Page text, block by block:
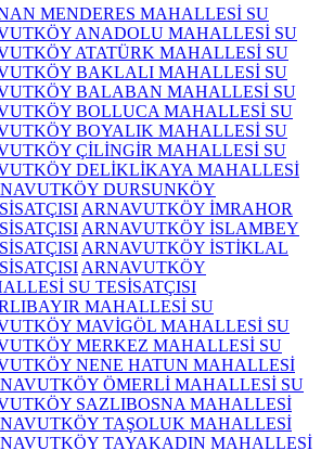
MENDERES MAHALLESİ SU
ANADOLU MAHALLESİ SU
ATATÜRK MAHALLESİ SU
BAKLALI MAHALLESİ SU
BALABAN MAHALLESİ SU
BOLLUCA MAHALLESİ SU
BOYALIK MAHALLESİ SU
ÇİLİNGİR MAHALLESİ SU
DELİKLİKAYA MAHALLESİ
DURSUNKÖY
ARNAVUTKÖY İMRAHOR
ARNAVUTKÖY İSLAMBEY
ARNAVUTKÖY İSTİKLAL
ARNAVUTKÖY
SU TESİSATÇISI
MAHALLESİ SU
MAVİGÖL MAHALLESİ SU
MERKEZ MAHALLESİ SU
NENE HATUN MAHALLESİ
ÖMERLİ MAHALLESİ SU
SAZLIBOSNA MAHALLESİ
TAŞOLUK MAHALLESİ
TAYAKADIN MAHALLESİ